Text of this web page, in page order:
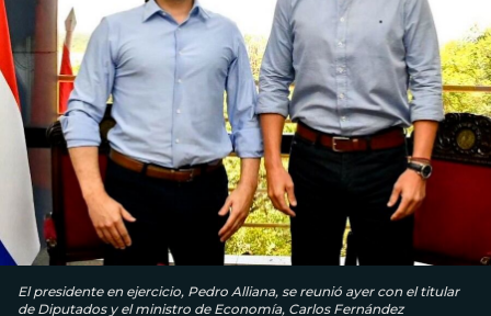
El presidente en ejercicio, Pedro Alliana, se reunió ayer con el titular
de Diputados y el ministro de Economía, Carlos Fernández